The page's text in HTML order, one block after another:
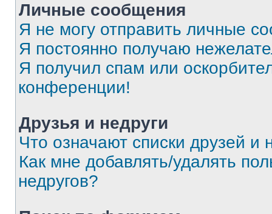
Личные сообщения
Я не могу отправить личные
Я постоянно получаю
Я получил спам или
конференции!
Друзья и недруги
Что означают списки друзей и
Как мне добавлять/удалять
недругов?